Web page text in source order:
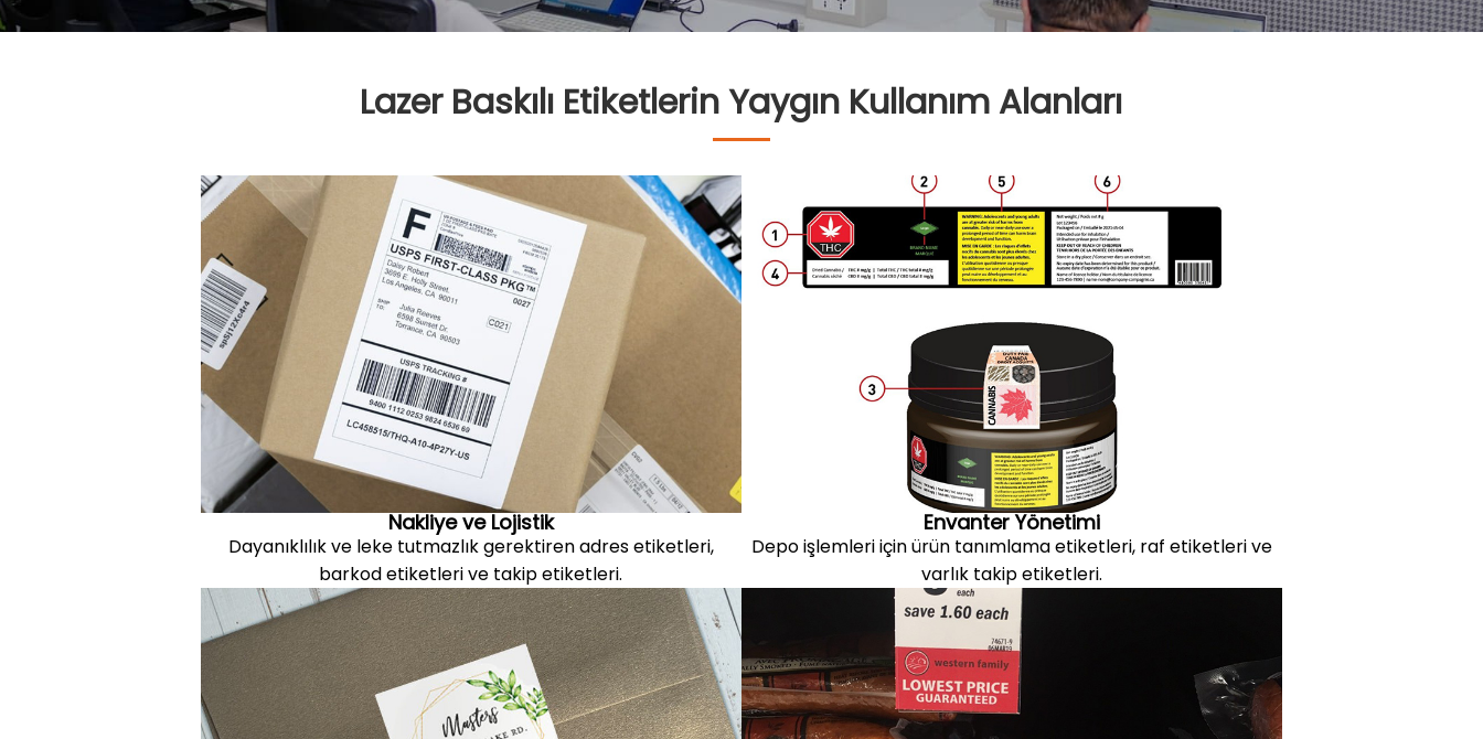
Lazer Baskılı Etiketlerin Yaygın Kullanım Alanları
Nakliye ve Lojistik
Dayanıklılık ve leke tutmazlık gerektiren adres etiketleri,
barkod etiketleri ve takip etiketleri.
Envanter Yönetimi
Depo işlemleri için ürün tanımlama etiketleri, raf etiketleri ve
varlık takip etiketleri.